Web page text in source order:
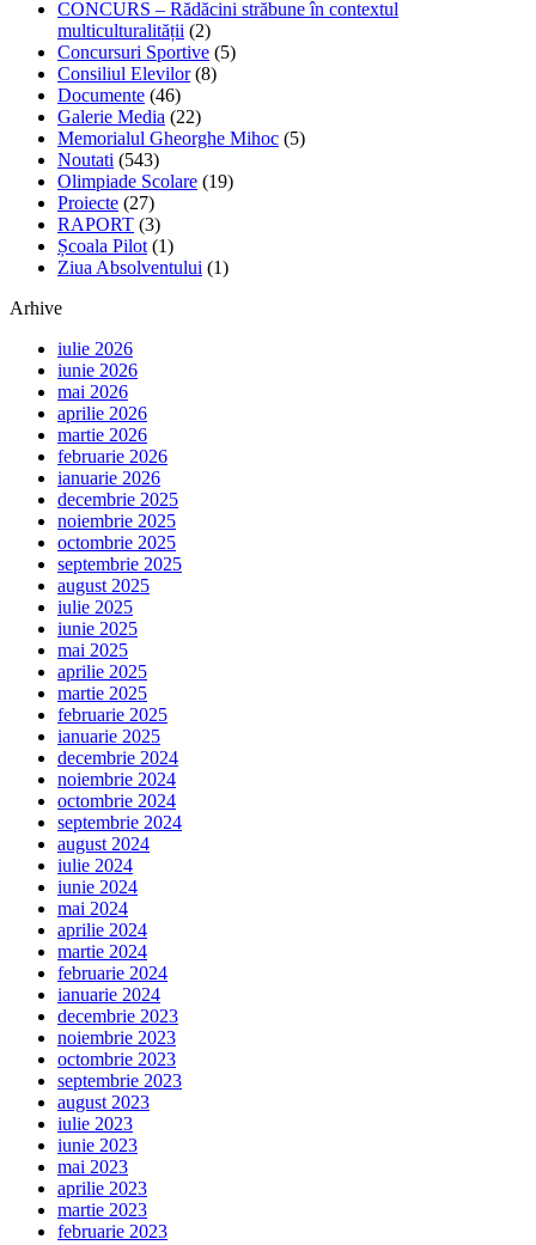
CONCURS – Rădăcini străbune în contextul
multiculturalității (2)
Concursuri Sportive (5)
Consiliul Elevilor(8)
Documente (46)
Galerie Media (22)
Memorialul Gheorghe Mihoc (5)
Noutati (543)
Olimpiade Scolare (19)
Proiecte (27)
RAPORT (3)
Școala Pilot(1)
Ziua Absolventului (1)
Arhive
iulie 2026
iunie 2026
mai 2026
aprilie 2026
martie 2026
februarie 2026
ianuarie 2026
decembrie 2025
noiembrie 2025
octombrie 2025
septembrie 2025
august 2025
iulie 2025
iunie 2025
mai 2025
aprilie 2025
martie 2025
februarie 2025
ianuarie 2025
decembrie 2024
noiembrie 2024
octombrie 2024
septembrie 2024
august 2024
iulie 2024
iunie 2024
mai 2024
aprilie 2024
martie 2024
februarie 2024
ianuarie 2024
decembrie 2023
noiembrie 2023
octombrie 2023
septembrie 2023
august 2023
iulie 2023
iunie 2023
mai 2023
aprilie 2023
martie 2023
februarie 2023